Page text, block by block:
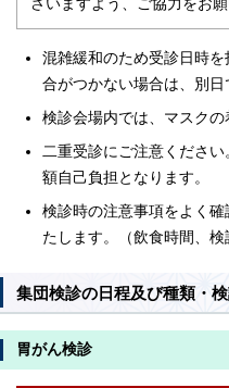
さいますよう、ご協力をお願
混雑緩和のため受診日時
合がつかない場合は、別日
検診会場内では、マスクの
二重受診にご注意くださ
額自己負担となります。
検診時の注意事項をよく
たします。（飲食時間、検
集団検診の日程及び種類・
胃がん検診